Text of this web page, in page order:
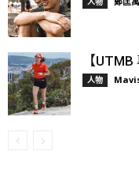
【
人物